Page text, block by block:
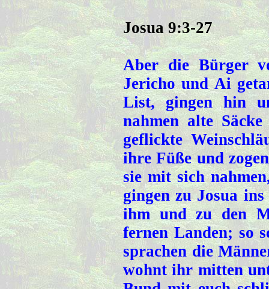
Josua 9:3-27
Aber die Bürger
Jericho und Ai
List, gingen hin
nahmen alte
geflickte
ihre Füße und
sie mit sich
gingen zu Josua
ihm und zu den
fernen Landen; so
sprachen die
wohnt ihr mitten